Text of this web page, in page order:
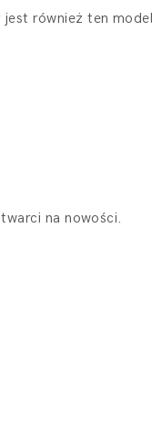
również ten
na nowości.